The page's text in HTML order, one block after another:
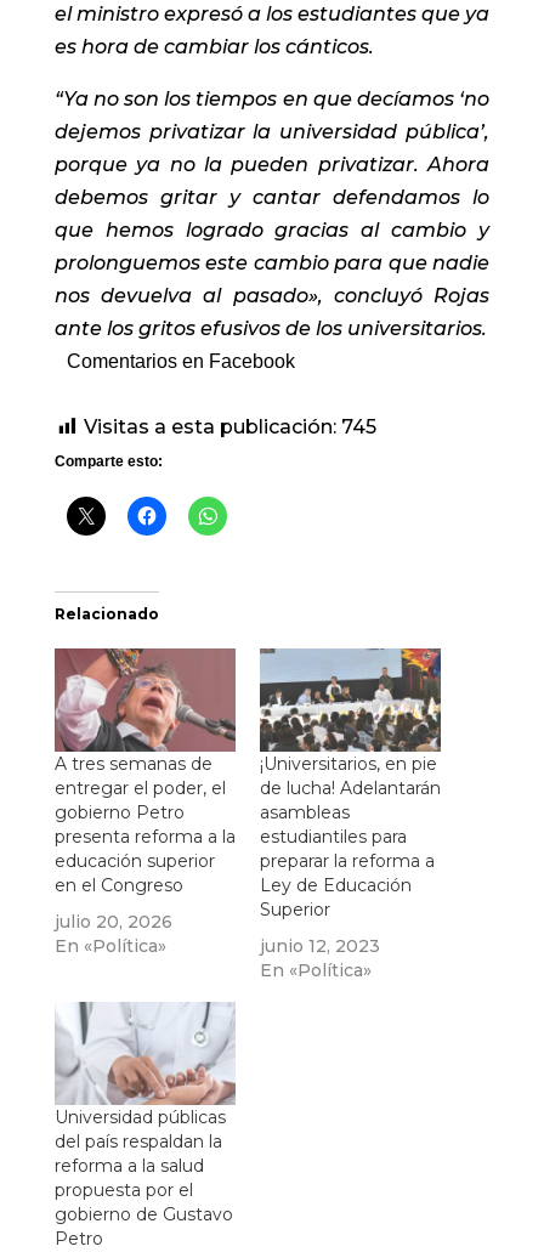
el ministro expresó a los estudiantes que ya
es hora de cambiar los cánticos.
“Ya no son los tiempos en que decíamos ‘no
dejemos privatizar la universidad pública’,
porque ya no la pueden privatizar. Ahora
debemos gritar y cantar defendamos lo
que hemos logrado gracias al cambio y
prolonguemos este cambio para que nadie
nos devuelva al pasado», concluyó Rojas
ante los gritos efusivos de los universitarios.
Comentarios en Facebook
Visitas a esta publicación: 745
Comparte esto:
Relacionado
A tres semanas de
entregar el poder, el
gobierno Petro
presenta reforma a la
educación superior
en el Congreso
julio 20, 2026
En «Política»
¡Universitarios, en pie
de lucha! Adelantarán
asambleas
estudiantiles para
preparar la reforma a
Ley de Educación
Superior
junio 12, 2023
En «Política»
Universidad públicas
del país respaldan la
reforma a la salud
propuesta por el
gobierno de Gustavo
Petro